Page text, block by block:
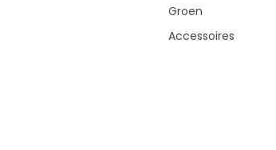
Groen
Accessoires